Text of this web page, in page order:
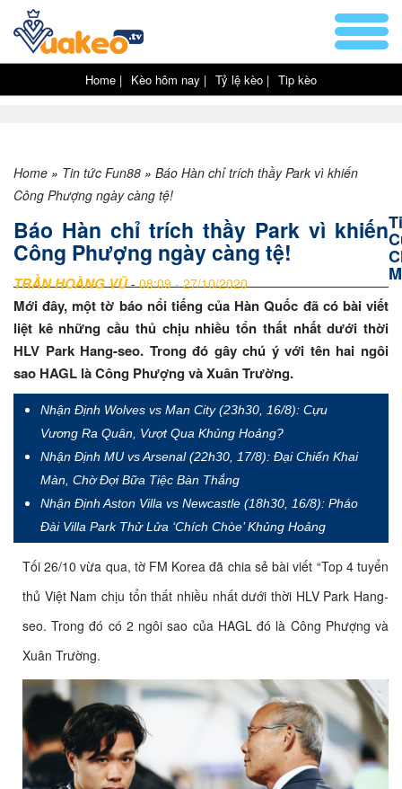
Home | Kèo hôm nay | Tỷ lệ kèo | Tip kèo
Home » Tin tức Fun88 » Báo Hàn chỉ trích thầy Park vì khiến
Công Phượng ngày càng tệ!
Báo Hàn chỉ trích thầy Park vì khiến
Công Phượng ngày càng tệ!
TRẦN HOÀNG VŨ-08:09 - 27/10/2020
Mới đây, một tờ báo nổi tiếng của Hàn Quốc đã có bài viết
liệt kê những cầu thủ chịu nhiều tổn thất nhất dưới thời
HLV Park Hang-seo. Trong đó gây chú ý với tên hai ngôi
sao HAGL là Công Phượng và Xuân Trường.
Nhận Định Wolves vs Man City (23h30, 16/8): Cựu
Vương Ra Quân, Vượt Qua Khủng Hoảng?
Nhận Định MU vs Arsenal (22h30, 17/8): Đại Chiến Khai
Màn, Chờ Đợi Bữa Tiệc Bàn Thắng
Nhận Định Aston Villa vs Newcastle (18h30, 16/8): Pháo
Đài Villa Park Thử Lửa ‘Chích Chòe’ Khủng Hoảng
Tối 26/10 vừa qua, tờ FM Korea đã chia sẻ bài viết “Top 4 tuyển
thủ Việt Nam chịu tổn thất nhiều nhất dưới thời HLV Park Hang-
seo. Trong đó có 2 ngôi sao của HAGL đó là Công Phượng và
Xuân Trường.